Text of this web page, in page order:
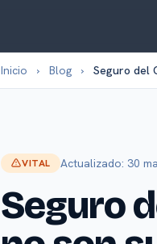
Inicio › Blog › Seguro del
VITAL Actualizado: 30
Seguro